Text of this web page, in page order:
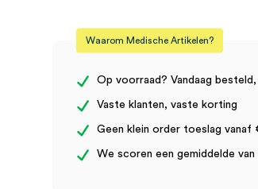
Waarom Medische Artikelen?
Op voorraad? Vandaag
Vaste klanten, vaste korting
Geen klein order toeslag vanaf
We scoren een gemiddelde